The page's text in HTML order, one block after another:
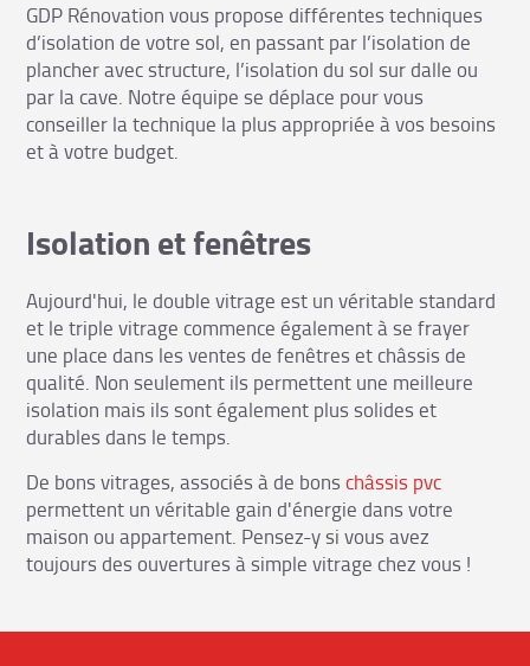
GDP Rénovation vous propose différentes techniques
d’isolation de votre sol, en passant par l’isolation de
plancher avec structure, l’isolation du sol sur dalle ou
par la cave. Notre équipe se déplace pour vous
conseiller la technique la plus appropriée à vos besoins
et à votre budget.
Isolation et fenêtres
Aujourd'hui, le double vitrage est un véritable standard
et le triple vitrage commence également à se frayer
une place dans les ventes de fenêtres et châssis de
qualité. Non seulement ils permettent une meilleure
isolation mais ils sont également plus solides et
durables dans le temps.
De bons vitrages, associés à de bonschâssis pvc
permettent un véritable gain d'énergie dans votre
maison ou appartement. Pensez-y si vous avez
toujours des ouvertures à simple vitrage chez vous !